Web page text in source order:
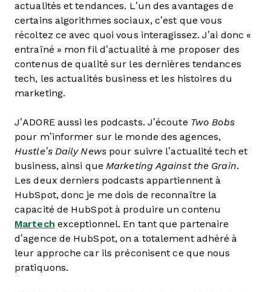
actualités et tendances. L’un des avantages de
certains algorithmes sociaux, c’est que vous
récoltez ce avec quoi vous interagissez. J’ai donc «
entraîné » mon fil d’actualité à me proposer des
contenus de qualité sur les dernières tendances
tech, les actualités business et les histoires du
marketing.
J’ADORE aussi les podcasts. J’écoute Two Bobs
pour m’informer sur le monde des agences,
Hustle’s Daily Newspour suivre l’actualité tech et
business, ainsi que Marketing Against the Grain.
Les deux derniers podcasts appartiennent à
HubSpot, donc je me dois de reconnaître la
capacité de HubSpot à produire un contenu
Martech exceptionnel. En tant que partenaire
d’agence de HubSpot, on a totalement adhéré à
leur approche car ils préconisent ce que nous
pratiquons.